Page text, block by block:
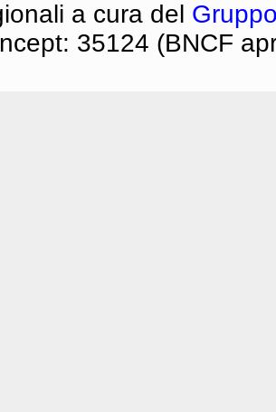
a cura del
35124 (BNCF